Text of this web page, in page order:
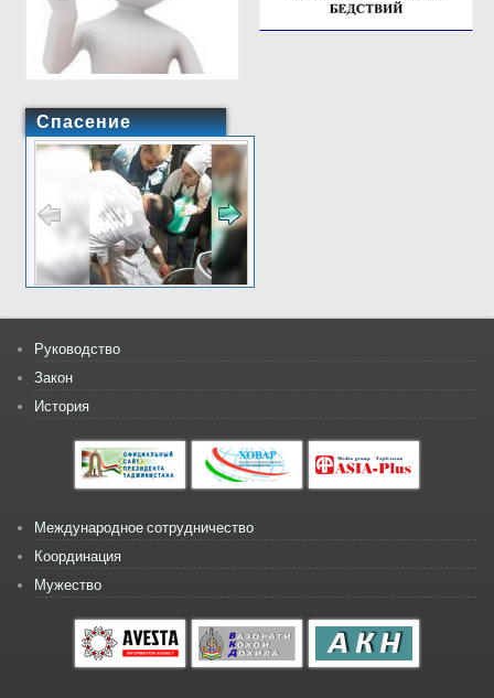
Спасение
Руководство
Закон
История
Международное сотрудничество
Координация
Мужество